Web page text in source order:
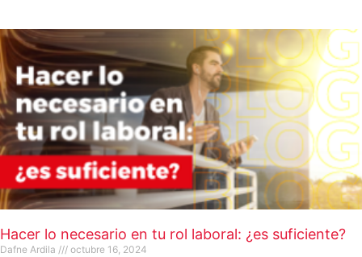
Hacer lo necesario en tu rol laboral: ¿es suficiente?
Dafne Ardila octubre 16, 2024